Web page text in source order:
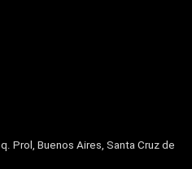
Prol, Buenos Aires, Santa Cruz de